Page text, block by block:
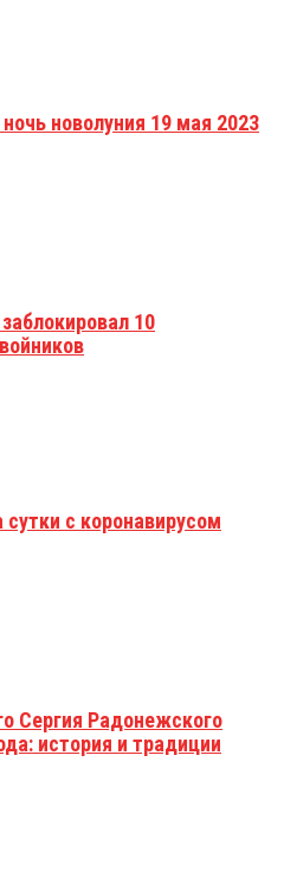
новолуния 19 мая 2023
10
с коронавирусом
Сергия Радонежского
история и традиции